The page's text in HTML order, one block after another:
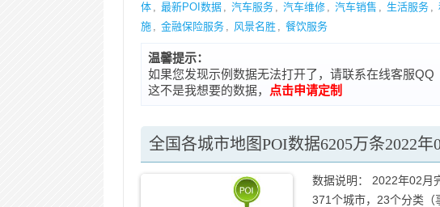
体 , 最新POI数据 , 汽车服务 , 汽车维修 , 汽车销售 , 生活服务 ,
施 , 金融保险服务 , 风景名胜 , 餐饮服务
温馨提示：
如果您发现示例数据无法打开了，请联系在线客服QQ
这不是我想要的数据，
点击申请定制
全国各城市地图POI数据6205万条2022年
数据说明： 2022年02月
371个城市，23个分类